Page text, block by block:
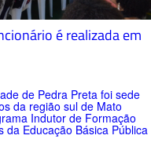
é realizada em
de Pedra Preta foi sede
da região sul de Mato
Indutor de Formação
da Educação Básica Pública